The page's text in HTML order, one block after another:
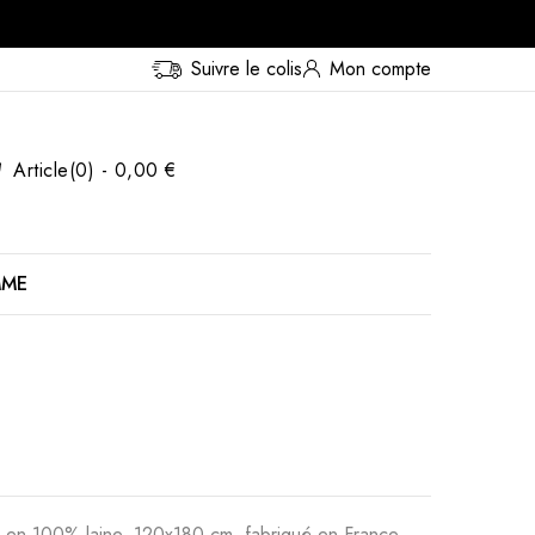
Suivre le colis Mon compte
Article(0) - 0,00 €